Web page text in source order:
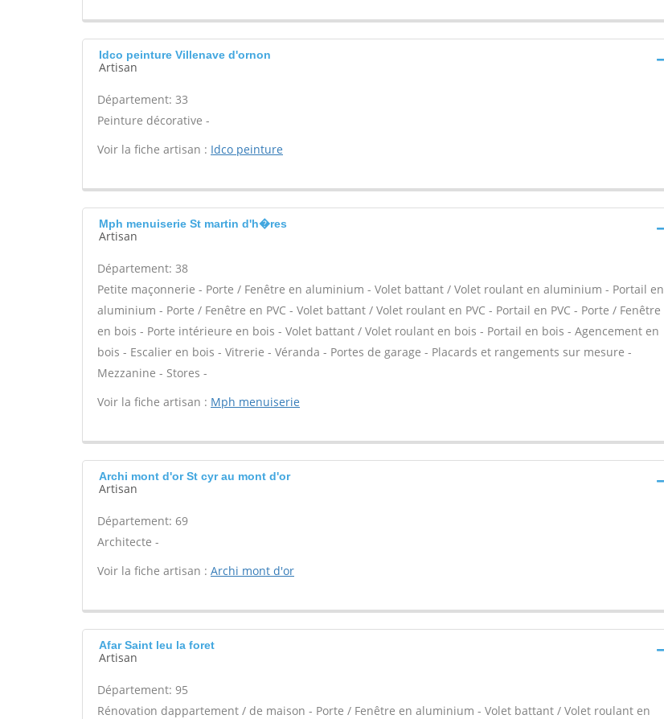
Idco peinture Villenave d'ornon
Artisan
Département: 33
Peinture décorative -
Voir la fiche artisan : Idco peinture
Mph menuiserie St martin d'h�res
Artisan
Département: 38
Petite maçonnerie - Porte / Fenêtre en aluminium - Volet battant / Volet roulant en aluminium - Portail en
aluminium - Porte / Fenêtre en PVC - Volet battant / Volet roulant en PVC - Portail en PVC - Porte / Fenêtre
en bois - Porte intérieure en bois - Volet battant / Volet roulant en bois - Portail en bois - Agencement en
bois - Escalier en bois - Vitrerie - Véranda - Portes de garage - Placards et rangements sur mesure -
Mezzanine - Stores -
Voir la fiche artisan : Mph menuiserie
Archi mont d'or St cyr au mont d'or
Artisan
Département: 69
Architecte -
Voir la fiche artisan : Archi mont d'or
Afar Saint leu la foret
Artisan
Département: 95
Rénovation dappartement / de maison - Porte / Fenêtre en aluminium - Volet battant / Volet roulant en